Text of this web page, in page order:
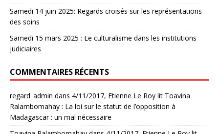
Samedi 14 juin 2025: Regards croisés sur les représentations
des soins
Samedi 15 mars 2025 : Le culturalisme dans les institutions
judiciaires
COMMENTAIRES RÉCENTS
regard_admin dans 4/11/2017, Etienne Le Roy lit Toavina
Ralambomahay : La loi sur le statut de l’opposition à
Madagascar : un mal nécessaire